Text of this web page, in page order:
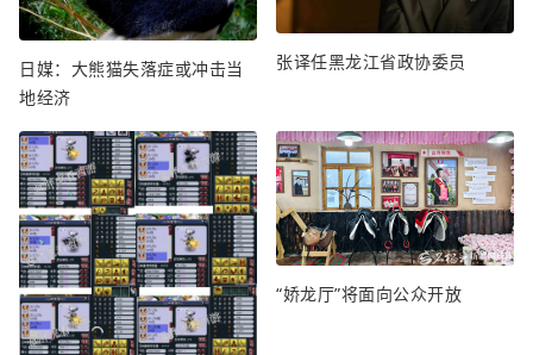
日媒：大熊猫失落症或冲击当
地经济
张译任黑龙江省政协委员
“娇龙厅”将面向公众开放